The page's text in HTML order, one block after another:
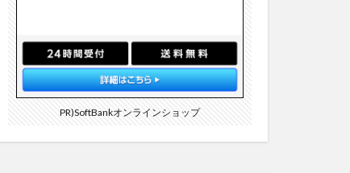
PR)SoftBankオンラインショップ